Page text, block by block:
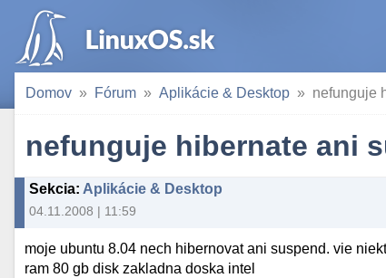
Domov Fórum Aplikácie & Desktop nefunguje
nefunguje hibernate ani
Sekcia: Aplikácie & Desktop
04.11.2008 | 11:59
moje ubuntu 8.04 nech hibernovat ani suspend. vie
ram 80 gb disk zakladna doska intel